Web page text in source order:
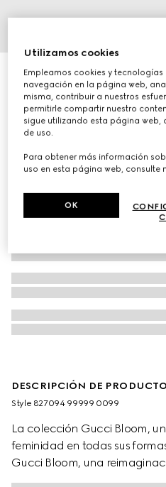
Perfume Gucci Bloom, 50 ml
CHF 154
DESCRIPCIÓN DE PRODUCTO
Style ‎827094 99999 0099
La colección Gucci Bloom,
feminidad en todas sus
Gucci Bloom, una
característico acorde de
Utilizamos cookies
Empleamos cookies y
navegación en la página web,
misma, contribuir a nuestros
permitirle compartir nuestro
sigue utilizando esta página web,
de uso.
Para obtener más información
uso en esta página web, consulte
OK